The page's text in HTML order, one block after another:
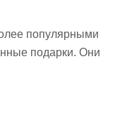
популярными
подарки. Они